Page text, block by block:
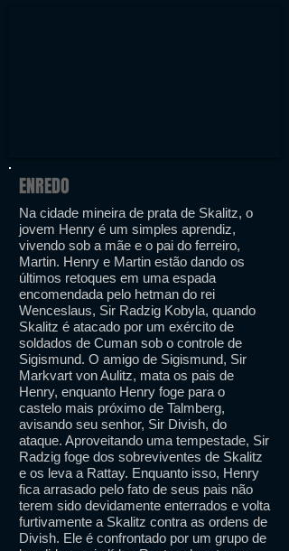
ENREDO
Na cidade mineira de prata de Skalitz, o
jovem Henry é um simples aprendiz,
vivendo sob a mãe e o pai do ferreiro,
Martin. Henry e Martin estão dando os
últimos retoques em uma espada
encomendada pelo hetman do rei
Wenceslaus, Sir Radzig Kobyla, quando
Skalitz é atacado por um exército de
soldados de Cuman sob o controle de
Sigismund. O amigo de Sigismund, Sir
Markvart von Aulitz, mata os pais de
Henry, enquanto Henry foge para o
castelo mais próximo de Talmberg,
avisando seu senhor, Sir Divish, do
ataque. Aproveitando uma tempestade, Sir
Radzig foge dos sobreviventes de Skalitz
e os leva a Rattay. Enquanto isso, Henry
fica arrasado pelo fato de seus pais não
terem sido devidamente enterrados e volta
furtivamente a Skalitz contra as ordens de
Divish. Ele é confrontado por um grupo de